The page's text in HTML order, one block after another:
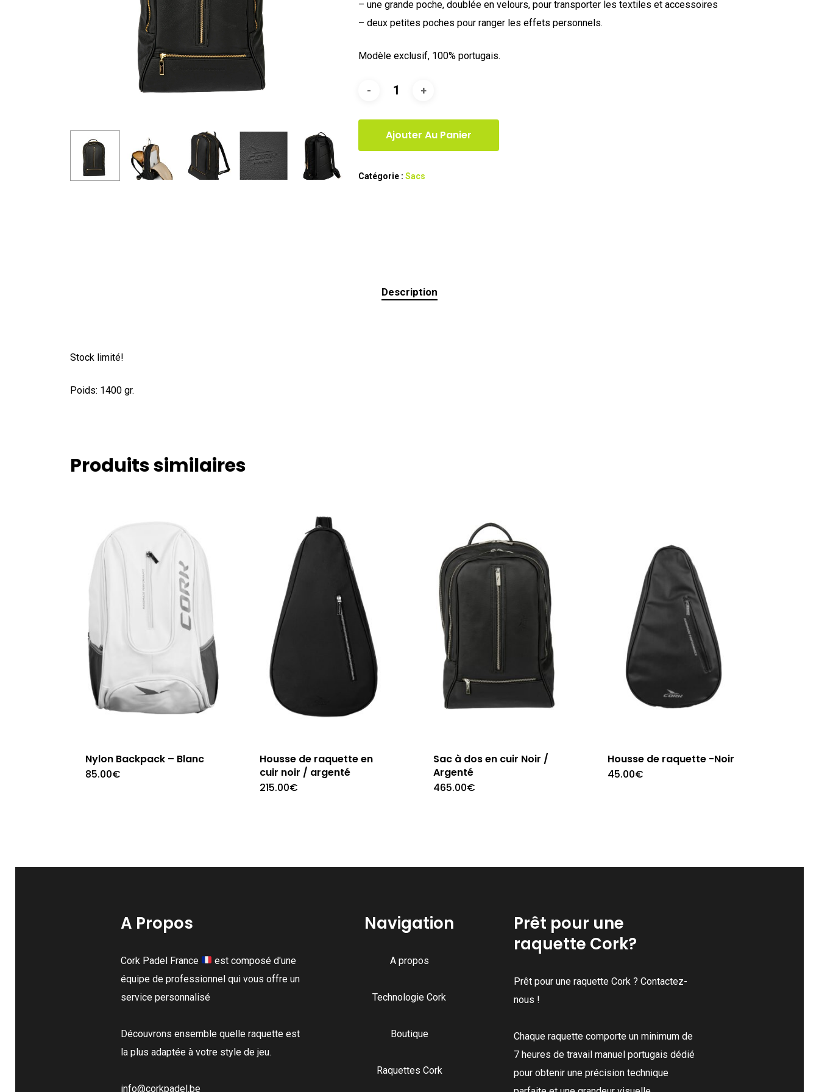
– une grande poche, doublée en velours, pour transporter les textiles et accessoires
– deux petites poches pour ranger les effets personnels.
Modèle exclusif, 100% portugais.
Ajouter Au Panier
Catégorie :Sacs
Description
Stock limité!
Poids: 1400 gr.
Produits similaires
Nylon Backpack – Blanc
85.00€
Housse de raquette en
cuir noir / argenté
215.00€
Sac à dos en cuir Noir /
Argenté
465.00€
Housse de raquette -Noir
45.00€
A Propos
Cork Padel France
est composé d'une
équipe de professionnel qui vous offre un
service personnalisé
Découvrons ensemble quelle raquette est
la plus adaptée à votre style de jeu.
info@corkpadel.be
Navigation
A propos
Technologie Cork
Boutique
Raquettes Cork
Prêt pour une
raquette Cork?
Prêt pour une raquette Cork ? Contactez-
nous !
Chaque raquette comporte un minimum de
7 heures de travail manuel portugais dédié
pour obtenir une précision technique